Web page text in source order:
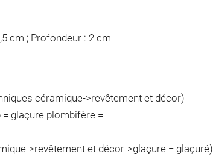
cm ; Profondeur : 2 cm
céramique->revêtement et décor)
glaçure plombifère =
>revêtement et décor->glaçure = glaçuré)